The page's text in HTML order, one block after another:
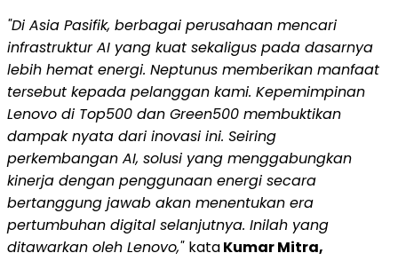
"Di Asia Pasifik, berbagai perusahaan mencari
infrastruktur AI yang kuat sekaligus pada dasarnya
lebih hemat energi. Neptunus memberikan manfaat
tersebut kepada pelanggan kami. Kepemimpinan
Lenovo di Top500 dan Green500 membuktikan
dampak nyata dari inovasi ini. Seiring
perkembangan AI, solusi yang menggabungkan
kinerja dengan penggunaan energi secara
bertanggung jawab akan menentukan era
pertumbuhan digital selanjutnya. Inilah yang
ditawarkan oleh Lenovo," kataKumar Mitra,